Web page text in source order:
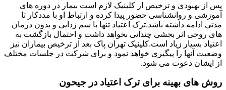
پس از بهبودی و ترخیص از کلینیک لازم است بیمار در دوره های
آموزشی و روانشناسی حضور پیدا کرده و ارتباط او با مددکار تا
مدتی ادامه داشته باشد.ترک اعتیاد تنها با سم زدایی و بدون درمان
های روحی اثر بخشی چندانی نخواهد داشت و احتمال بازگشت به
اعتیاد بسیار زیاد است.کلینیک تهران پاک بعد از ترخیص بیماران نیز
وضعیت آنها را پیگیری خواهد نمود و برای شرکت در جلسات مختلف
از ایشان دعوت می شود.
روش های بهینه برای ترک اعتیاد در جیحون